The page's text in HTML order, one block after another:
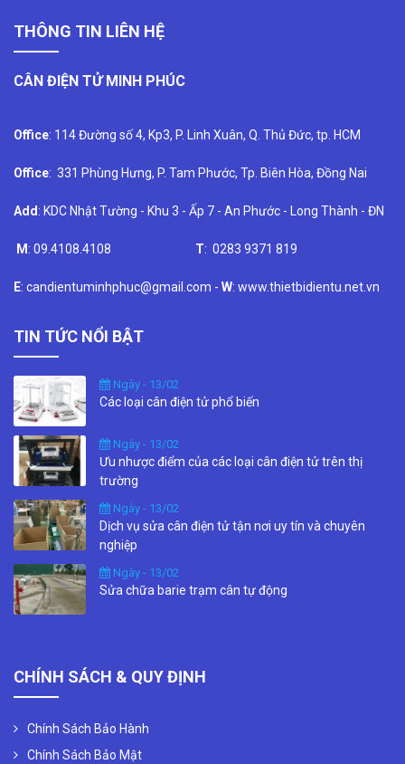
THÔNG TIN LIÊN HỆ
CÂN ĐIỆN TỬ MINH PHÚC
Office: 114 Đường số 4, Kp3, P. Linh Xuân, Q. Thủ Đức, tp. HCM
Office: 331 Phùng Hưng, P. Tam Phước, Tp. Biên Hòa, Đồng Nai
Add : KDC Nhật Tường - Khu 3 - Ấp 7 - An Phước - Long Thành - ĐN
M : 09.4108.4108 T: 0283 9371 819
E: candientuminhphuc@gmail.com - W: www.thietbidientu.net.vn
TIN TỨC NỔI BẬT
Ngày - 13/02
Các loại cân điện tử phổ biến
Ngày - 13/02
Ưu nhược điểm của các loại cân điện tử trên thị
trường
Ngày - 13/02
Dịch vụ sửa cân điện tử tận nơi uy tín và chuyên
nghiệp
Ngày - 13/02
Sửa chữa barie trạm cân tự động
CHÍNH SÁCH & QUY ĐỊNH
Chính Sách Bảo Hành
Chính Sách Bảo Mật